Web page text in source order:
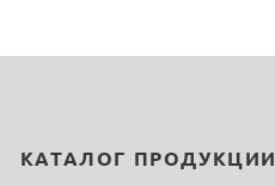
КАТАЛОГ ПРОДУКЦИИ